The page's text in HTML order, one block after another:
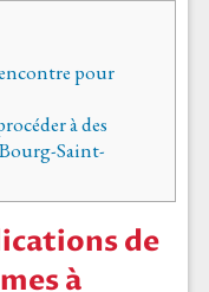
pour
à des
Saint-
de
à